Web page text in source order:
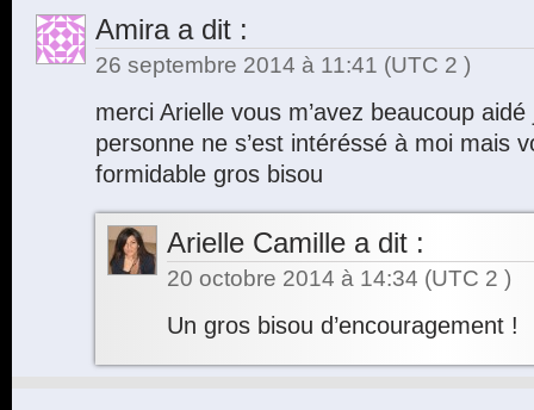
Amiraa dit :
26 septembre 2014 à 11:41 (UTC 2 )
merci Arielle vous m’avez beaucoup
personne ne s’est intéréssé à moi mais
formidable gros bisou
Arielle Camille a dit :
20 octobre 2014 à 14:34 (UTC 2 )
Un gros bisou d’encouragement !